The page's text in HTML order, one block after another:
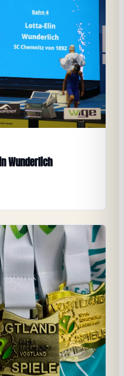
Wunderlich